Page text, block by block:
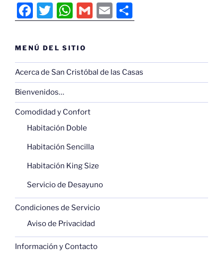
F
a
c
e
b
o
o
k
T
w
itt
er
W
h
at
s
A
p
G
m
l
E
m
l
o
p
ar
MENÚ DEL SITIO
Acerca de San Cristóbal de las Casas
Bienvenidos…
Comodidad y Confort
Habitación Doble
Habitación Sencilla
Habitación King Size
Servicio de Desayuno
Condiciones de Servicio
Aviso de Privacidad
Información y Contacto